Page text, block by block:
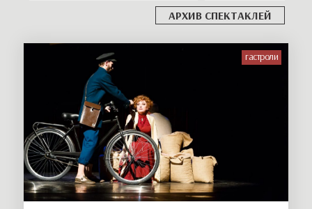
АРХИВ СПЕКТАКЛЕЙ
гастроли